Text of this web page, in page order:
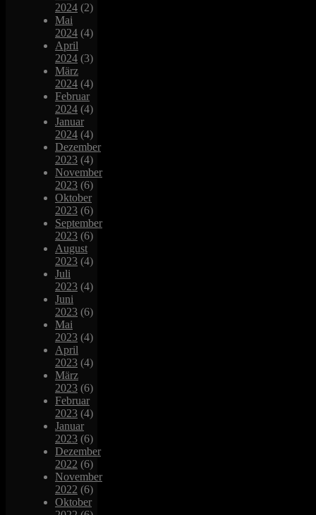
2024 (2)
Mai
2024 (4)
April
2024 (3)
März
2024 (4)
Februar
2024 (4)
Januar
2024 (4)
Dezember
2023 (4)
November
2023 (6)
Oktober
2023 (6)
September
2023 (6)
August
2023 (4)
Juli
2023 (4)
Juni
2023 (6)
Mai
2023 (4)
April
2023 (4)
März
2023 (6)
Februar
2023 (4)
Januar
2023 (6)
Dezember
2022 (6)
November
2022 (6)
Oktober